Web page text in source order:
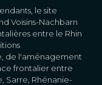
le site
Voisins-Nachbarn
entre le Rhin
de l'aménagement
frontalier entre
Sarre, Rhénanie-